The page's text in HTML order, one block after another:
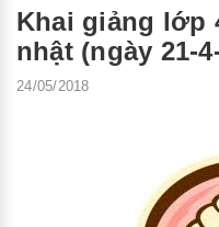
Khai giảng lớp
nhật (ngày 21-
24/05/2018